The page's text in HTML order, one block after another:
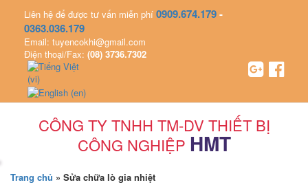
Liên hệ để được tư vấn miễn phí 0909.674.179-
0363.036.179
Email: tuyencokhi@gmail.com
Điện thoại/Fax: (08) 3736.7302
CÔNG TY TNHH TM-DV THIẾT BỊ
CÔNG NGHIỆP HMT
Trang chủ » Sửa chữa lò gia nhiệt